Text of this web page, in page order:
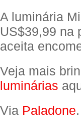
A luminária
US$39,99 na
aceita
Veja mais
luminárias
Via Paladone.